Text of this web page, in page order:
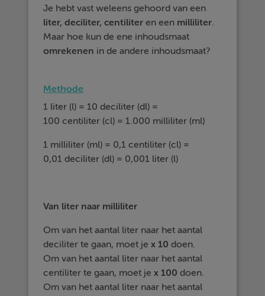
Je hebt vast weleens gehoord van een
liter, deciliter, centiliteren een milliliter.
Maar hoe kun de ene inhoudsmaat
omrekenen in de andere inhoudsmaat?
Methode
1 liter (l) = 10 deciliter (dl) =
100 centiliter (cl) = 1.000 milliliter (ml)
1 milliliter (ml) = 0,1 centiliter (cl) =
0,01 deciliter (dl) = 0,001 liter (l)
Van liter naar milliliter
Om van het aantal liter naar het aantal
deciliter te gaan, moet jex 10 doen.
Om van het aantal liter naar het aantal
centiliter te gaan, moet jex 100 doen.
Om van het aantal liter naar het aantal